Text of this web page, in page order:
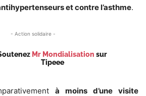
et contre l’asthme.
- Action solidaire -
Mr Mondialisation sur
Tipeee
à moins d’une visite